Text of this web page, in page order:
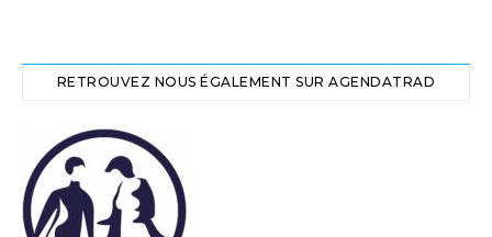
RETROUVEZ NOUS ÉGALEMENT SUR AGENDATRAD